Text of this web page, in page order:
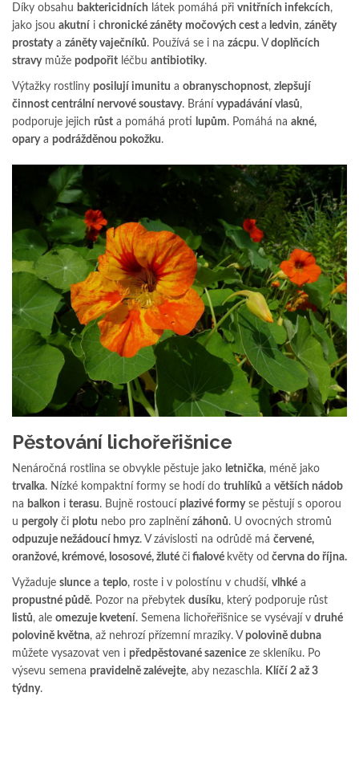
Díky obsahu baktericidních látek pomáhá při vnitřních infekcích,
jako jsou akutní i chronické záněty močových cest a ledvin, záněty
prostatya záněty vaječníků. Používá se i na zácpu. V doplňcích
stravymůže podpořit léčbu antibiotiky.
Výtažky rostliny posilují imunitu a obranyschopnost, zlepšují
činnost centrální nervové soustavy. Brání vypadávání vlasů,
podporuje jejich růst a pomáhá proti lupům. Pomáhá na akné,
oparya podrážděnou pokožku.
Pěstování lichořeřišnice
Nenáročná rostlina se obvykle pěstuje jako letnička, méně jako
trvalka. Nízké kompaktní formy se hodí do truhlíků a větších nádob
na balkon i terasu. Bujně rostoucí plazivé formyse pěstují s oporou
u pergolyči plotu nebo pro zaplnění záhonů. U ovocných stromů
odpuzuje nežádoucí hmyz. V závislosti na odrůdě má červené,
oranžové, krémové, lososové, žluté či fialové květy od června do října.
Vyžaduje slunce a teplo, roste i v polostínu v chudší, vlhké a
propustné půdě. Pozor na přebytek dusíku, který podporuje růst
listů, ale omezuje kvetení. Semena lichořeřišnice se vysévají v druhé
polovině května, až nehrozí přízemní mrazíky. V polovině dubna
můžete vysazovat ven i předpěstované sazenice ze skleníku. Po
výsevu semena pravidelně zalévejte, aby nezaschla. Klíčí 2 až 3
týdny.